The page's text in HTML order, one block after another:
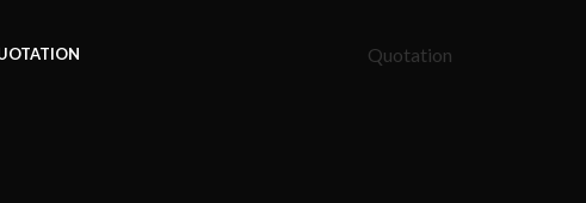
Quotation